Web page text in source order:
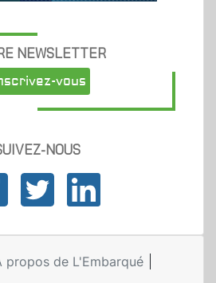
NEWSLETTER
vous
NOUS
propos de L'Embarqué